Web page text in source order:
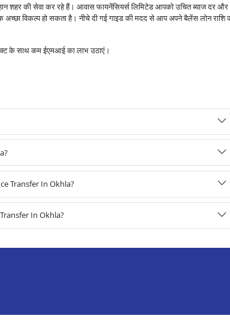
शहर की सेवा कर रहे हैं। आवास फायनेंसियर्स लिमिटेड आपको उचित ब्याज दर और
विकल्प हो सकता है। नीचे दी गई गाइड की मदद से आप अपने बैलेंस लोन राशि
के साथ कम ईएमआई का लाभ उठाएं।
Transfer In Okhla?
In Okhla?